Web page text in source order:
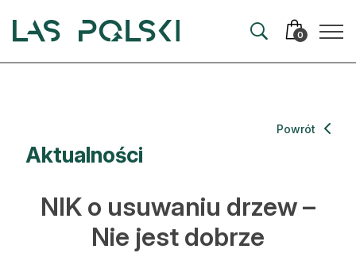
0
Artykuły
Hodowla lasu
Ochrona lasu
Aktualności
Powrót
NIK o usuwaniu drzew –
Nie jest dobrze